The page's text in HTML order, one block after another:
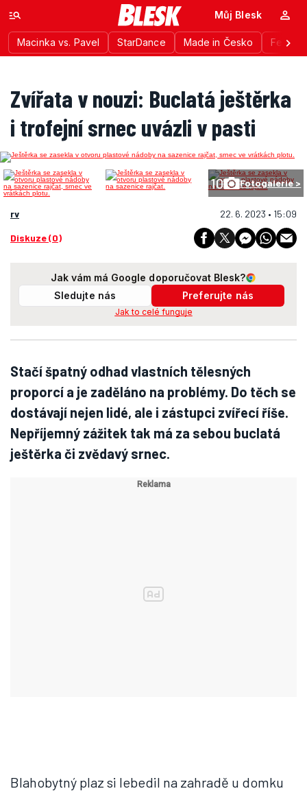
Macinka vs. Pavel StarDance Made in Česko
Můj Blesk
Zvířata v nouzi: Buclatá ještěrka
i trofejní srnec uvázli v pasti
10 Fotogalerie >
rv 22. 6. 2023 • 15:09
Diskuze (0)
Jak vám má Google doporučovat Blesk?
Sledujte nás
Preferujte nás
Jak to celé funguje
Stačí špatný odhad vlastních tělesných
proporcí a je zaděláno na problémy. Do těch se
dostávají nejen lidé, ale i zástupci zvířecí říše.
Nepříjemný zážitek tak má za sebou buclatá
ještěrka či zvědavý srnec.
Blahobytný plaz si lebedil na zahradě u domku